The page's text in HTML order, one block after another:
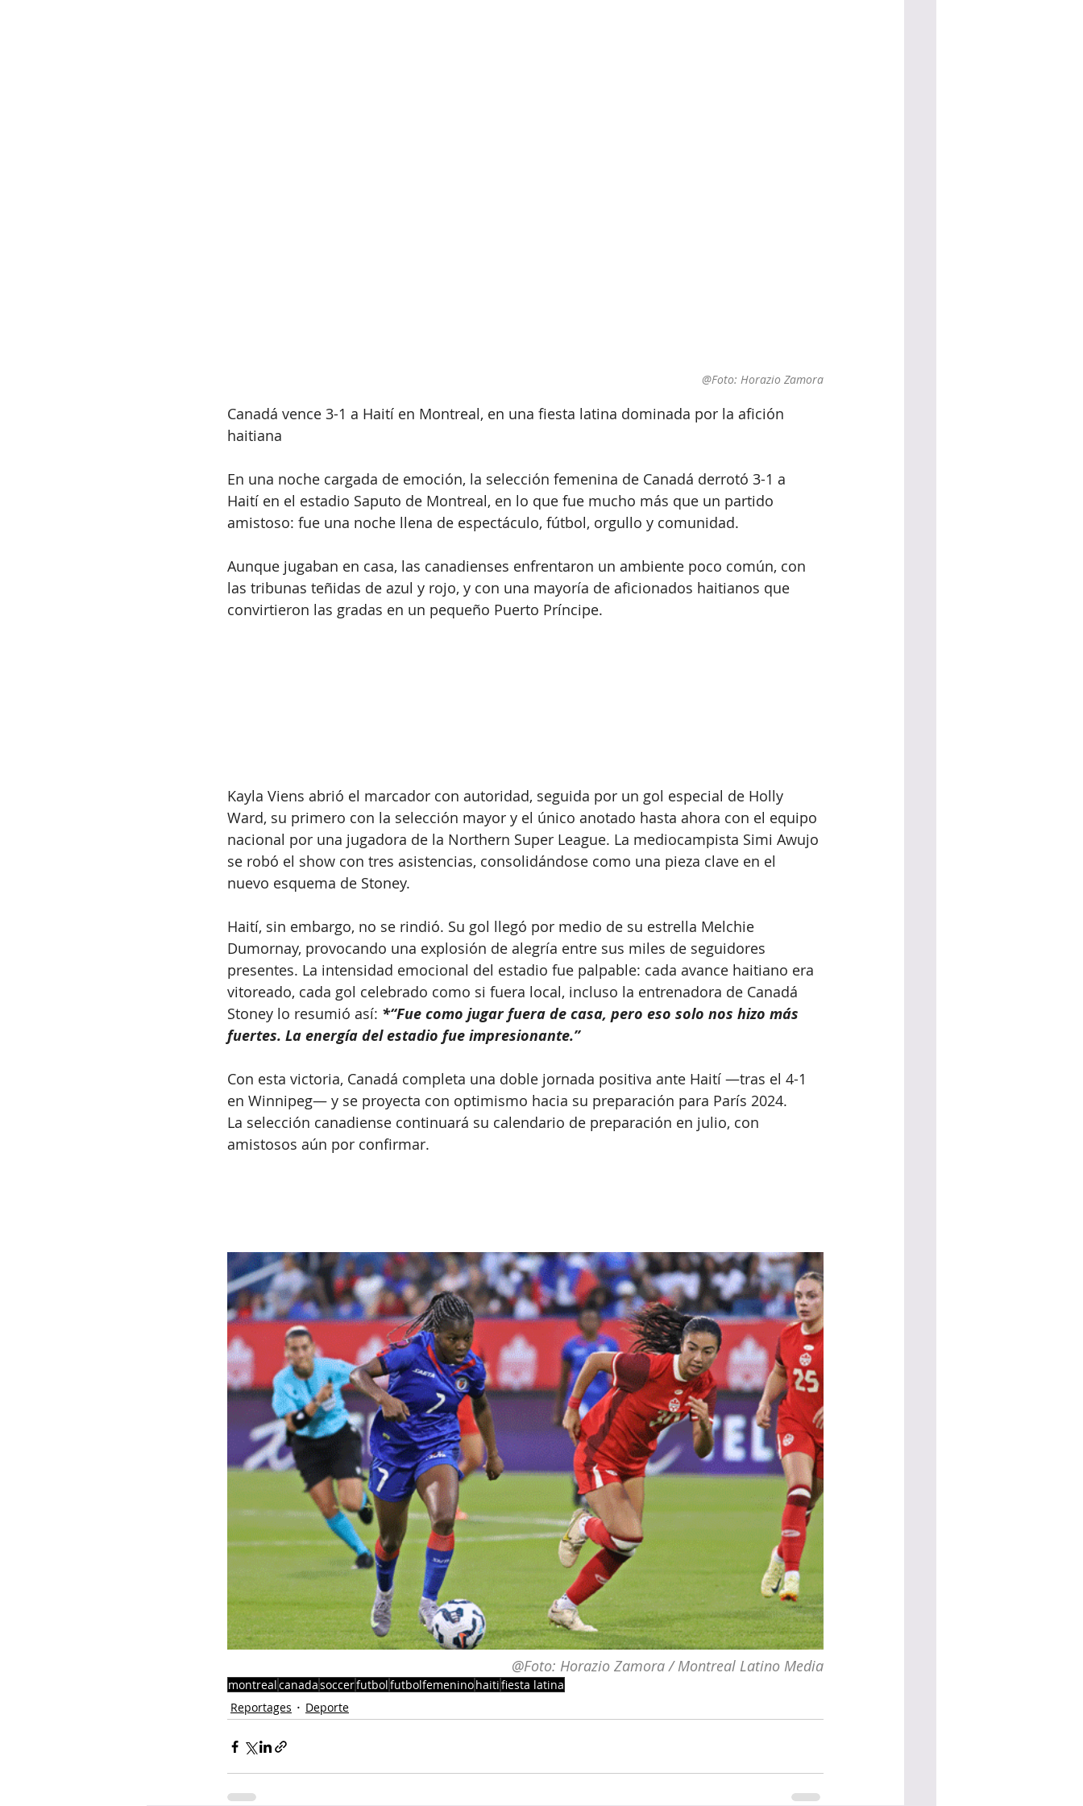
@Foto: Horazio Zamora
Canadá vence 3-1 a Haití en Montreal, en una fiesta latina dominada por la afición
haitiana
En una noche cargada de emoción, la selección femenina de Canadá derrotó 3-1 a
Haití en el estadio Saputo de Montreal, en lo que fue mucho más que un partido
amistoso: fue una noche llena de espectáculo, fútbol, orgullo y comunidad.
Aunque jugaban en casa, las canadienses enfrentaron un ambiente poco común, con
las tribunas teñidas de azul y rojo, y con una mayoría de aficionados haitianos que
convirtieron las gradas en un pequeño Puerto Príncipe.
Kayla Viens abrió el marcador con autoridad, seguida por un gol especial de Holly
Ward, su primero con la selección mayor y el único anotado hasta ahora con el equipo
nacional por una jugadora de la Northern Super League. La mediocampista Simi Awujo
se robó el show con tres asistencias, consolidándose como una pieza clave en el
nuevo esquema de Stoney.
Haití, sin embargo, no se rindió. Su gol llegó por medio de su estrella Melchie
Dumornay, provocando una explosión de alegría entre sus miles de seguidores
presentes. La intensidad emocional del estadio fue palpable: cada avance haitiano era
vitoreado, cada gol celebrado como si fuera local, incluso la entrenadora de Canadá
Stoney lo resumió así: *“Fue como jugar fuera de casa, pero eso solo nos hizo más
fuertes. La energía del estadio fue impresionante.”
Con esta victoria, Canadá completa una doble jornada positiva ante Haití —tras el 4-1
en Winnipeg— y se proyecta con optimismo hacia su preparación para París 2024.
La selección canadiense continuará su calendario de preparación en julio, con
amistosos aún por confirmar.
@Foto: Horazio Zamora / Montreal Latino Media
montrealcanadasoccerfutbolfutbolfemeninohaitifiesta latina
Reportages
Deporte